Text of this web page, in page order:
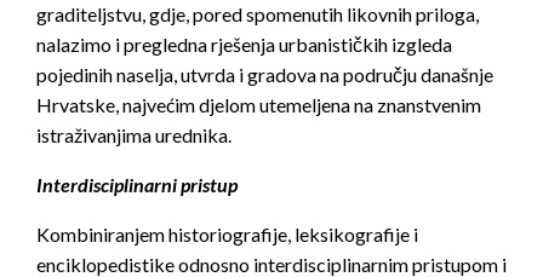
graditeljstvu, gdje, pored spomenutih likovnih priloga,
nalazimo i pregledna rješenja urbanističkih izgleda
pojedinih naselja, utvrda i gradova na području današnje
Hrvatske, najvećim djelom utemeljena na znanstvenim
istraživanjima urednika.
Interdisciplinarni pristup
Kombiniranjem historiografije, leksiko­grafije i
enciklopedistike odnosno interdisciplinarnim pristupom i